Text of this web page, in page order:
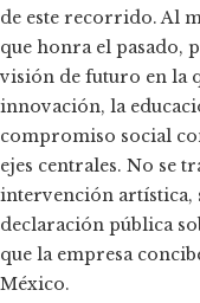
de este recorrido. Al
que honra el pasado,
visión de futuro en la
innovación, la
compromiso social
ejes centrales. No se
intervención artística,
declaración pública
que la empresa
México.